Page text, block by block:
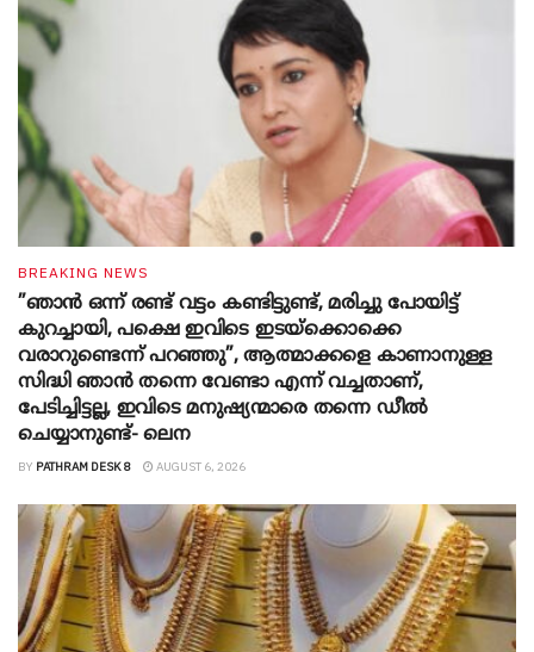
BREAKING NEWS
”ഞാന്‍ ഒന്ന് രണ്ട് വട്ടം കണ്ടിട്ടുണ്ട്, മരിച്ചു പോയിട്ട്
കുറച്ചായി, പക്ഷെ ഇവിടെ ഇടയ്‌ക്കൊക്കെ
വരാറുണ്ടെന്ന് പറഞ്ഞു”, ആത്മാക്കളെ കാണാനുള്ള
സിദ്ധി ഞാന്‍ തന്നെ വേണ്ടാ എന്ന് വച്ചതാണ്,
പേടിച്ചിട്ടല്ല, ഇവിടെ മനുഷ്യന്മാരെ തന്നെ ഡീല്‍
ചെയ്യാനുണ്ട്- ലെന
BY PATHRAM DESK 8 AUGUST 6, 2026